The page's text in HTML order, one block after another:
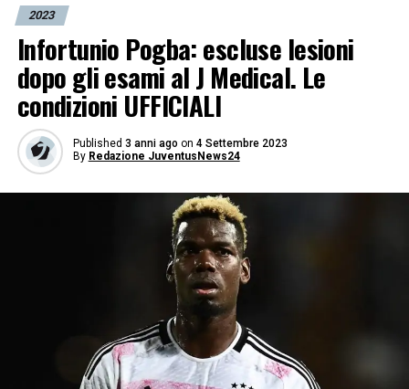
2023
Infortunio Pogba: escluse lesioni
dopo gli esami al J Medical. Le
condizioni UFFICIALI
Published 3 anni ago on 4 Settembre 2023
By Redazione JuventusNews24